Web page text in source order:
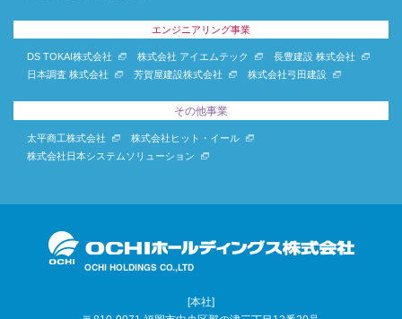
エンジニアリング事業
DS TOKAI株式会社 株式会社 アイエムテック
長豊建設 株式会社
日本調査 株式会社
芳賀屋建設株式会社 株式会社弓田建設
その他事業
太平商工株式会社
株式会社ヒット・イール
株式会社日本システムソリューション
[本社]